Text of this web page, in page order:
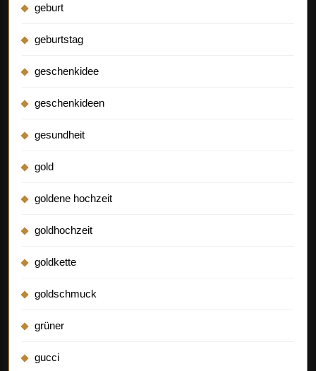
geburt
geburtstag
geschenkidee
geschenkideen
gesundheit
gold
goldene hochzeit
goldhochzeit
goldkette
goldschmuck
grüner
gucci